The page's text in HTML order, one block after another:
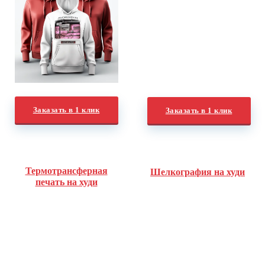
Заказать в 1 клик Заказать в 1 клик
Термотрансферная
печать на худи
Шелкография на худи